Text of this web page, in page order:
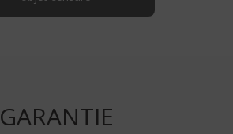
GARANTIE